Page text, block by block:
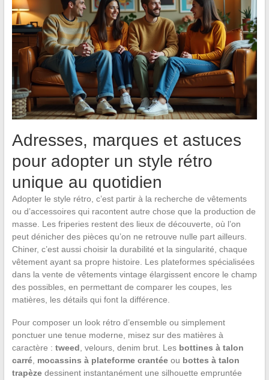
Adresses, marques et astuces
pour adopter un style rétro
unique au quotidien
Adopter le style rétro, c’est partir à la recherche de vêtements
ou d’accessoires qui racontent autre chose que la production de
masse. Les friperies restent des lieux de découverte, où l’on
peut dénicher des pièces qu’on ne retrouve nulle part ailleurs.
Chiner, c’est aussi choisir la durabilité et la singularité, chaque
vêtement ayant sa propre histoire. Les plateformes spécialisées
dans la vente de vêtements vintage élargissent encore le champ
des possibles, en permettant de comparer les coupes, les
matières, les détails qui font la différence.
Pour composer un look rétro d’ensemble ou simplement
ponctuer une tenue moderne, misez sur des matières à
caractère : tweed , velours, denim brut. Les bottines à talon
carré, mocassins à plateforme crantéeou bottes à talon
trapèzedessinent instantanément une silhouette empruntée